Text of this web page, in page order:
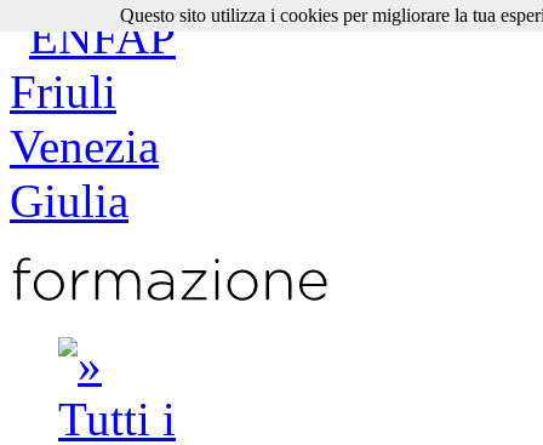
Questo sito utilizza i cookies per migliorare la tua